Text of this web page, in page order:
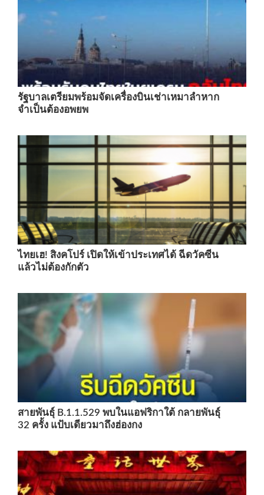
รัฐบาลเตรียมพร้อมจัดเครื่องบินเช่าเหมาลำหาก
จำเป็นต้องอพยพ
ไทยเฮ! สิงคโปร์ เปิดให้เข้าประเทศได้ ฉีดวัคซีน
แล้วไม่ต้องกักตัว
สายพันธุ์ B.1.1.529 พบในแอฟริกาใต้ กลายพันธุ์
32 ครั้ง แป้บเดียวมาถึงฮ่องกง